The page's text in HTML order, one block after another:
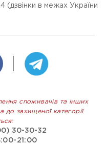
в межах України
споживачів та інших
до захищеної категорії
30-30-32
21:00